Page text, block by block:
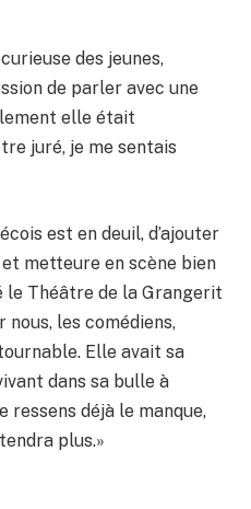
des jeunes,
de parler avec une
elle était
juré, je me sentais
est en deuil, d’ajouter
metteure en scène bien
le Théâtre de la Grangerit
nous, les comédiens,
Elle avait sa
dans sa bulle à
ressens déjà le manque,
plus.»